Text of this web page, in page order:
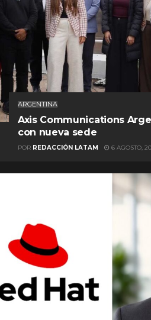
ARGENTINA
Axis Communications
con nueva sede
POR REDACCIÓN LATAM 6 AGOSTO,